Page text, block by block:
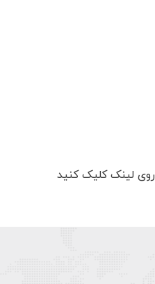
روی لینک کلیک کنید